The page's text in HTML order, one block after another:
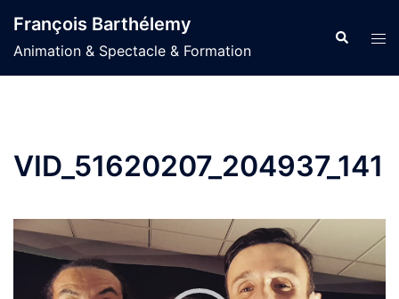
au
contenu
François Barthélemy
Animation & Spectacle & Formation
VID_51620207_204937_141
Lecteur
vidéo